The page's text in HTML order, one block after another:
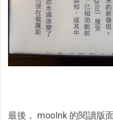
最後， mooInk 的閱讀版